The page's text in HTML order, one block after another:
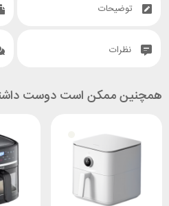
توضیحات
نظرات
همچنین ممکن است دوست